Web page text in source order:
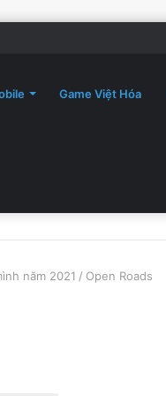
Game Việt Hóa
năm 2021 / Open Roads